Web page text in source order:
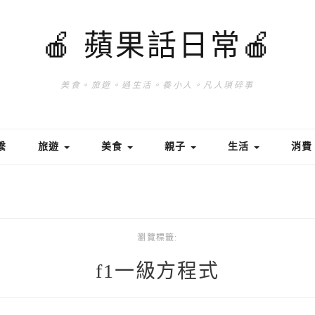
🍎 蘋果話日常🍎
美食。旅遊。過生活。養小人。凡人瑣碎事
旅遊 美食 親子 生活 消費
瀏覽標籤:
f1一級方程式